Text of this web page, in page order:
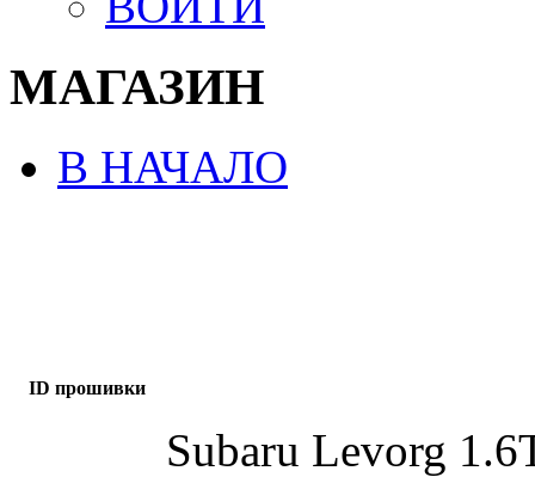
МАГАЗИН
В НАЧАЛО
ID прошивки
Subaru Levorg